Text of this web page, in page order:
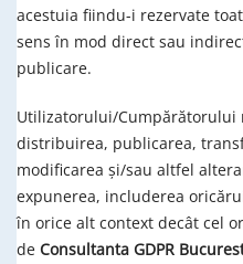
acestuia fiindu-i rezervate
sens în mod direct sau
publicare.
Utilizatorului/Cumpărătorului
distribuirea, publicarea,
modificarea și/sau altfel
expunerea, includerea
în orice alt context decât cel
de Consultanta GDPR